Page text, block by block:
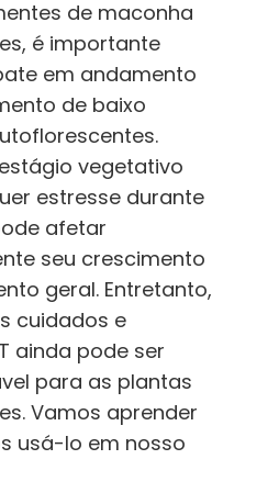
de maconha
é importante
em andamento
de baixo
vegetativo
estresse durante
afetar
seu crescimento
geral. Entretanto,
cuidados e
ainda pode ser
para as plantas
Vamos aprender
usá-lo em nosso